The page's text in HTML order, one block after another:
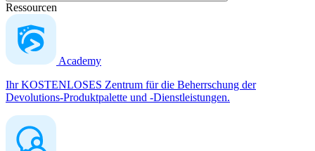
Ressourcen
Academy
Ihr KOSTENLOSES Zentrum für die Beherrschung der
Devolutions-Produktpalette und -Dienstleistungen.